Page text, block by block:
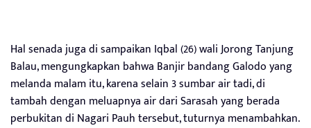
Hal senada juga di sampaikan Iqbal (26) wali Jorong Tanjung
Balau, mengungkapkan bahwa Banjir bandang Galodo yang
melanda malam itu, karena selain 3 sumbar air tadi, di
tambah dengan meluapnya air dari Sarasah yang berada
perbukitan di Nagari Pauh tersebut, tuturnya menambahkan.